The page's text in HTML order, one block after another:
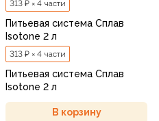
313 ₽ × 4 части
Питьевая система Сплав
Isotone 2 л
313 ₽ × 4 части
Питьевая система Сплав
Isotone 2 л
В корзину